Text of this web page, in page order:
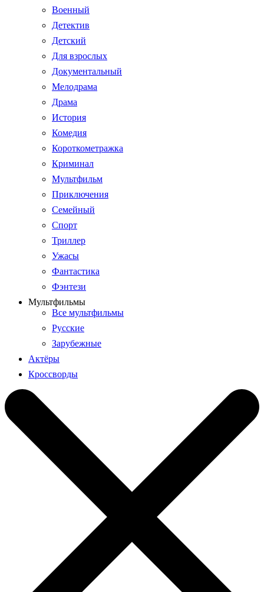
Военный
Детектив
Детский
Для взрослых
Документальный
Мелодрама
Драма
История
Комедия
Короткометражка
Криминал
Мультфильм
Приключения
Семейный
Спорт
Триллер
Ужасы
Фантастика
Фэнтези
Мультфильмы
Все мультфильмы
Русские
Зарубежные
Актёры
Кроссворды